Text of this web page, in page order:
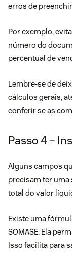
erros de
Por exemplo,
número do
percentual de
Lembre-se de
cálculos gerais,
conferir se as
Passo 4 –
Alguns campos
precisam ter uma
total do valor
Existe uma
SOMASE. Ela
Isso facilita para